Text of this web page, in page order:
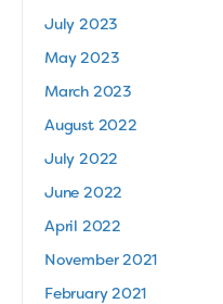
July 2023
May 2023
March 2023
August 2022
July 2022
June 2022
April 2022
November 2021
February 2021